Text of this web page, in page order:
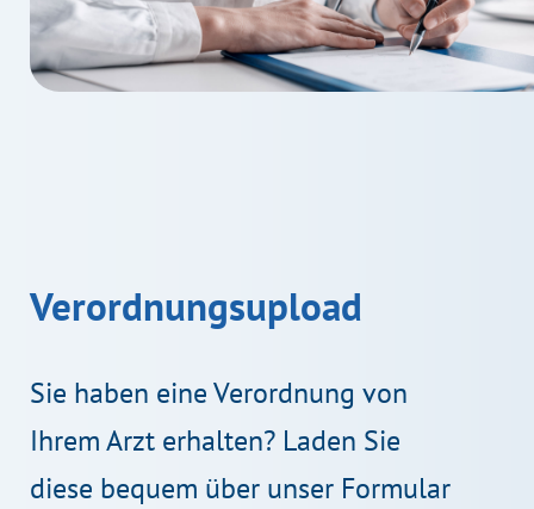
Verordnungsupload
Sie haben eine Verordnung von
Ihrem Arzt erhalten? Laden Sie
diese bequem über unser Formular